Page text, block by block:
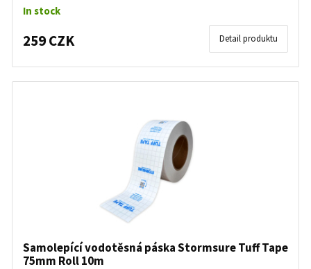
In stock
259 CZK Detail produktu
Samolepící vodotěsná páska Stormsure Tuff Tape
75mm Roll 10m